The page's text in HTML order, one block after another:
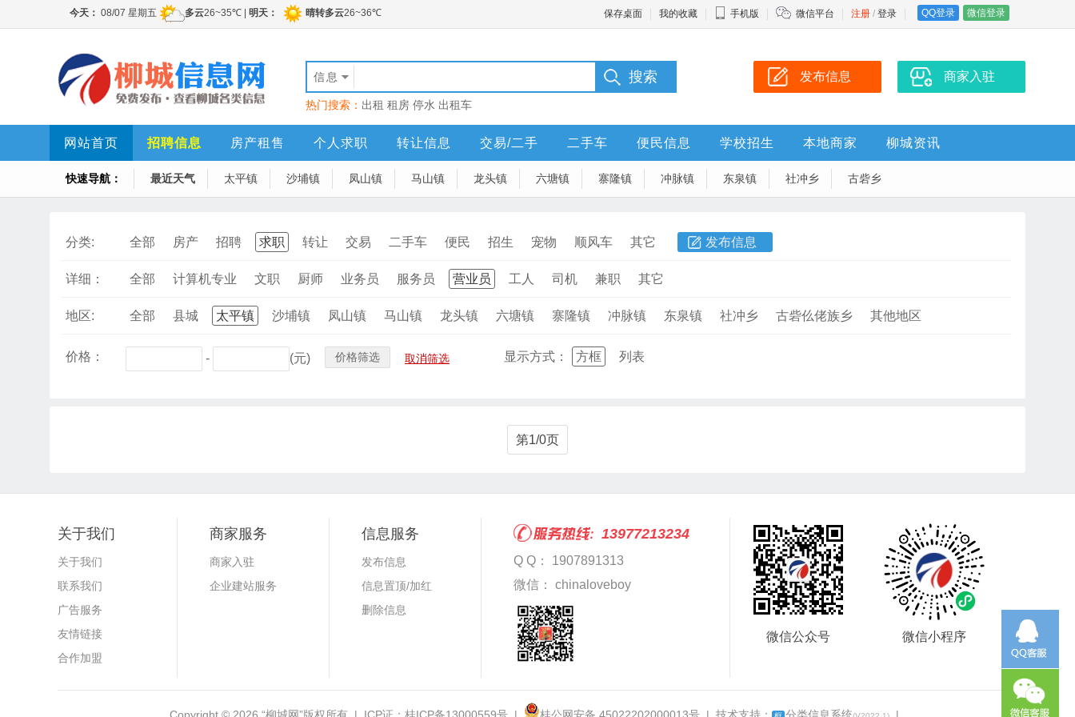
保存桌面 我的收藏 手机版 微信平台 注册 / 登录 QQ登录 微信登录
信息
热门搜索： 出租 租房 停水 出租车
发布信息 商家入驻
网站首页 招聘信息 房产租售 个人求职 转让信息 交易/二手 二手车 便民信息 学校招生 本地商家 柳城资讯
快速导航： 最近天气 太平镇 沙埔镇 凤山镇 马山镇 龙头镇 六塘镇 寨隆镇 冲脉镇 东泉镇 社冲乡 古砦乡
分类: 全部 房产 招聘 求职 转让 交易 二手车 便民 招生 宠物 顺风车 其它 发布信息
详细： 全部 计算机专业 文职 厨师 业务员 服务员 营业员 工人 司机 兼职 其它
地区: 全部 县城 太平镇 沙埔镇 凤山镇 马山镇 龙头镇 六塘镇 寨隆镇 冲脉镇 东泉镇 社冲乡 古砦仫佬族乡 其他地区
价格： - (元) 价格筛选 取消筛选 显示方式： 方框 列表
第1/0页
关于我们
关于我们
联系我们
广告服务
友情链接
合作加盟
商家服务
商家入驻
企业建站服务
信息服务
发布信息
信息置顶/加红
删除信息
13977213234
Q Q： 1907891313
微信： chinaloveboy
微信公众号 微信小程序